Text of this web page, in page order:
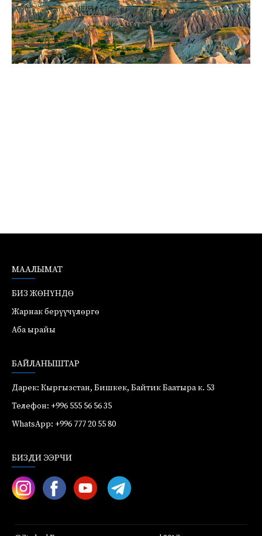
МААЛЫМАТ
БИЗ ЖӨНҮНДӨ
Жарнак берүүчүлөргө
Аба ырайы
БАЙЛАНЫШТАР
Дарек: Кыргызстан, Бишкек, Байтик Баатыра к. 53
Телефон: +996 555 56 56 35
WhatsApp: +996 777 20 55 80
БИЗДИ ЭЭРЧИ